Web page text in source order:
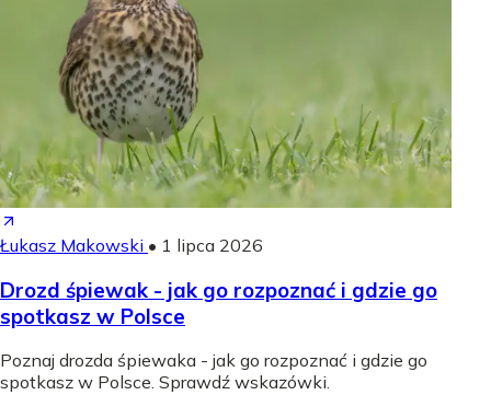
Łukasz Makowski • 1 lipca 2026
Drozd śpiewak - jak go rozpoznać i gdzie go
spotkasz w Polsce
Poznaj drozda śpiewaka - jak go rozpoznać i gdzie go
spotkasz w Polsce. Sprawdź wskazówki.